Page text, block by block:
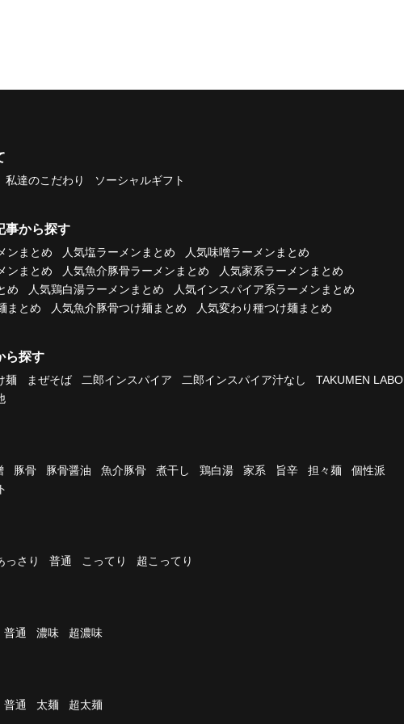
私達のこだわり ソーシャルギフト
事から探す
ンまとめ 人気塩ラーメンまとめ
人気味噌ラーメンまとめ
ンまとめ
人気魚介豚骨ラーメンまとめ
人気家系ラーメンまとめ
め
人気鶏白湯ラーメンまとめ
人気インスパイア系ラーメンまとめ
まとめ
人気魚介豚骨つけ麺まとめ 人気変わり種つけ麺まとめ
ら探す
麺 まぜそば 二郎インスパイア 二郎インスパイア汁なし
TAKUMEN LABO
豚骨 豚骨醤油 魚介豚骨 煮干し 鶏白湯 家系 旨辛 担々麺
個性派
っさり 普通 こってり 超こってり
普通 濃味 超濃味
普通 太麺 超太麺